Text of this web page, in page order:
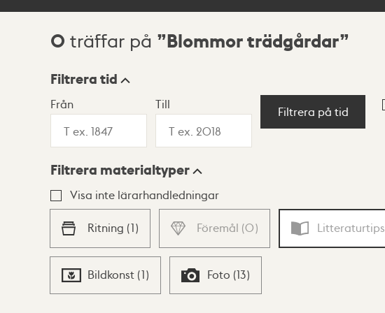
Sökresultat
0 träffar på Blommor trädgårdar
Visningsläge
Lista Karta
Filtrera tid
Från Till
Filtrera på tid
Filtrera materialtyper
Visa inte lärarhandledningar
Ritning (1) Föremål (0) Litteraturtips
Bildkonst (1) Foto (13)